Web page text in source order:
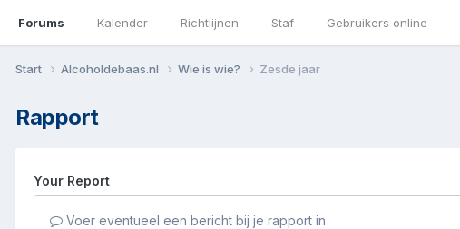
Forums Kalender Richtlijnen Staf Gebruikers online
Start Alcoholdebaas.nl Wie is wie? Zesde jaar
Rapport
Your Report
Voer eventueel een bericht bij je rapport in